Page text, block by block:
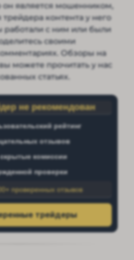
он является мошенником,
контента у него
работали с ним или были
своими
Обзоры на
можете прочитать у нас
статьях.
не рекомендован
рейтинг
отзывов
комиссии
проверки
проверенных отзывов